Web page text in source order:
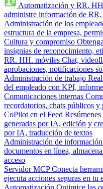
Automatización y RR.
administre información de
Administración de los
estructura de la empresa,
Cultura y compromiso
insignias de reconocimiento,
RR. HH. móviles Chat,
aprobaciones, notificaciones
Administración de trabajo
del empleado con KPI,
Comunicaciones internas
recordatorios, chats públicos y
CoPilot en el Feed
generadas por IA, edición y
por IA, traducción de textos
Administración de información
documentos en línea,
acceso
Servidor MCP Conecta
ejecuta acciones seguras en tu
Automatización Optimice las